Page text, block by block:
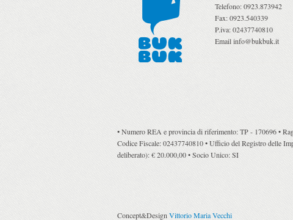
Telefono:0923.873942
Fax:0923.540339
P.iva:02437740810
Emailinfo@bukbuk.it
• Numero REA e provincia di riferimento: TP - 170696 •
Codice Fiscale: 02437740810 • Ufficio del Registro delle
deliberato): € 20.000,00 • Socio Unico: SI
Concept&DesignVittorio Maria Vecchi